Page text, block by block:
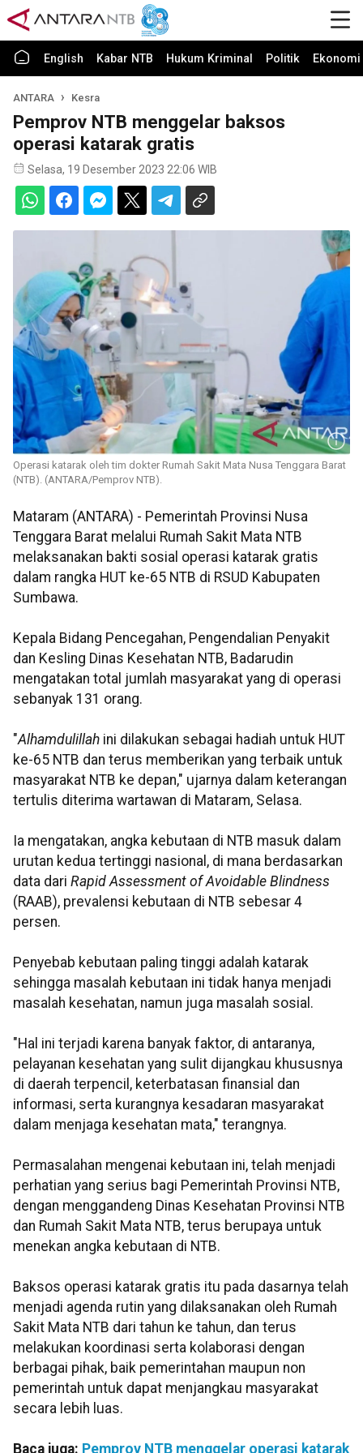
English Kabar NTB Hukum Kriminal Politik
ANTARA Kesra
Pemprov NTB menggelar baksos
operasi katarak gratis
Selasa, 19 Desember 2023 22:06 WIB
Operasi katarak oleh tim dokter Rumah Sakit Mata Nusa Tenggara Barat
(NTB). (ANTARA/Pemprov NTB).
Mataram (ANTARA) - Pemerintah Provinsi Nusa
Tenggara Barat melalui Rumah Sakit Mata NTB
melaksanakan bakti sosial operasi katarak gratis
dalam rangka HUT ke-65 NTB di RSUD Kabupaten
Sumbawa.
Kepala Bidang Pencegahan, Pengendalian Penyakit
dan Kesling Dinas Kesehatan NTB, Badarudin
mengatakan total jumlah masyarakat yang di operasi
sebanyak 131 orang.
"Alhamdulillah ini dilakukan sebagai hadiah untuk HUT
ke-65 NTB dan terus memberikan yang terbaik untuk
masyarakat NTB ke depan," ujarnya dalam keterangan
tertulis diterima wartawan di Mataram, Selasa.
Ia mengatakan, angka kebutaan di NTB masuk dalam
urutan kedua tertinggi nasional, di mana berdasarkan
data dari Rapid Assessment of Avoidable Blindness
(RAAB), prevalensi kebutaan di NTB sebesar 4
persen.
Penyebab kebutaan paling tinggi adalah katarak
sehingga masalah kebutaan ini tidak hanya menjadi
masalah kesehatan, namun juga masalah sosial.
"Hal ini terjadi karena banyak faktor, di antaranya,
pelayanan kesehatan yang sulit dijangkau khususnya
di daerah terpencil, keterbatasan finansial dan
informasi, serta kurangnya kesadaran masyarakat
dalam menjaga kesehatan mata," terangnya.
Permasalahan mengenai kebutaan ini, telah menjadi
perhatian yang serius bagi Pemerintah Provinsi NTB,
dengan menggandeng Dinas Kesehatan Provinsi NTB
dan Rumah Sakit Mata NTB, terus berupaya untuk
menekan angka kebutaan di NTB.
Baksos operasi katarak gratis itu pada dasarnya telah
menjadi agenda rutin yang dilaksanakan oleh Rumah
Sakit Mata NTB dari tahun ke tahun, dan terus
melakukan koordinasi serta kolaborasi dengan
berbagai pihak, baik pemerintahan maupun non
pemerintah untuk dapat menjangkau masyarakat
secara lebih luas.
Baca juga: Pemprov NTB menggelar operasi katarak